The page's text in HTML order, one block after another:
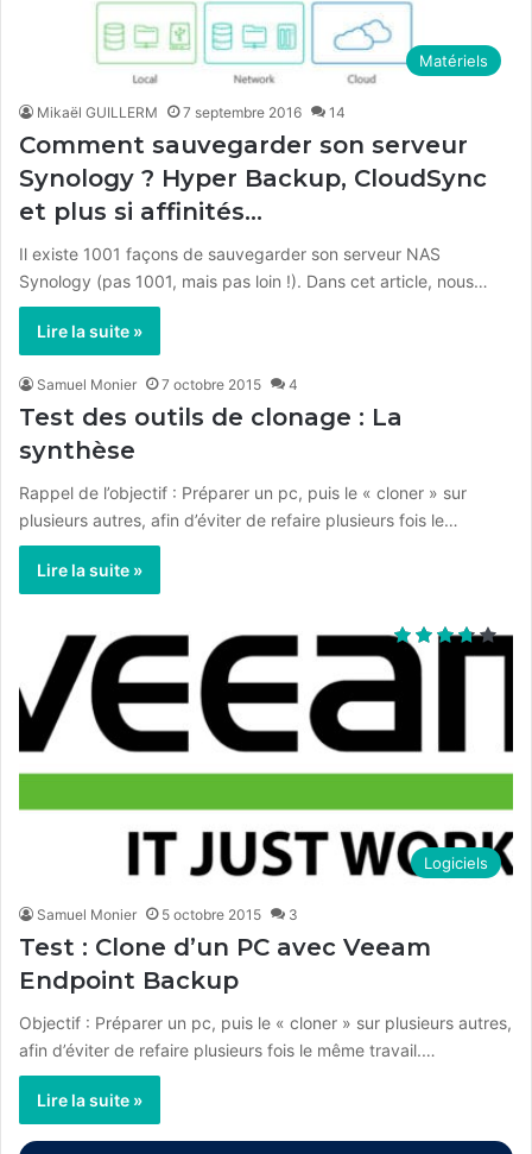
Matériels
Mikaël GUILLERM 7 septembre 2016 14
Comment sauvegarder son serveur
Synology ? Hyper Backup, CloudSync
et plus si affinités…
Il existe 1001 façons de sauvegarder son serveur NAS
Synology (pas 1001, mais pas loin !). Dans cet article, nous…
Lire la suite »
Samuel Monier 7 octobre 2015 4
Test des outils de clonage : La
synthèse
Rappel de l’objectif : Préparer un pc, puis le « cloner » sur
plusieurs autres, afin d’éviter de refaire plusieurs fois le…
Lire la suite »
Logiciels
Samuel Monier 5 octobre 2015 3
Test : Clone d’un PC avec Veeam
Endpoint Backup
Objectif : Préparer un pc, puis le « cloner » sur plusieurs autres,
afin d’éviter de refaire plusieurs fois le même travail.…
Lire la suite »